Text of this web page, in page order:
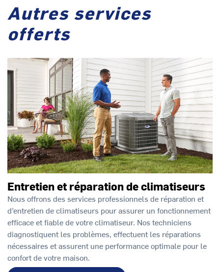
Autres services
offerts
Entretien et réparation de climatiseurs
Nous offrons des services professionnels de réparation et
d’entretien de climatiseurs pour assurer un fonctionnement
efficace et fiable de votre climatiseur. Nos techniciens
diagnostiquent les problèmes, effectuent les réparations
nécessaires et assurent une performance optimale pour le
confort de votre maison.